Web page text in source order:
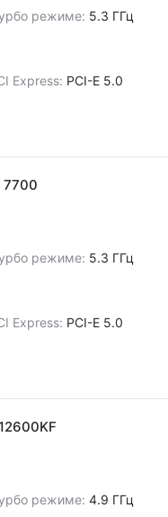
режиме: 5.3 ГГц
Express: PCI-E 5.0
7700
режиме: 5.3 ГГц
Express: PCI-E 5.0
режиме: 4.9 ГГц